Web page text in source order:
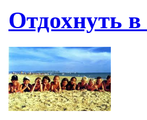
Отдохнуть в